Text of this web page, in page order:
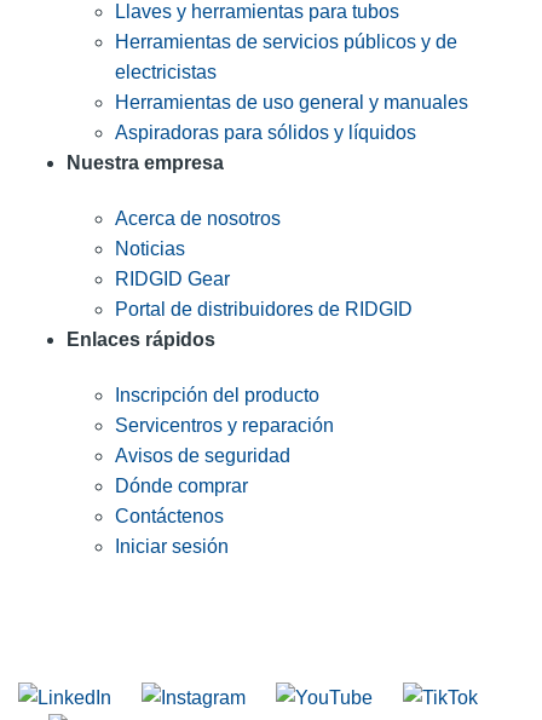
Llaves y herramientas para tubos
Herramientas de servicios públicos y de
electricistas
Herramientas de uso general y manuales
Aspiradoras para sólidos y líquidos
Nuestra empresa
Acerca de nosotros
Noticias
RIDGID Gear
Portal de distribuidores de RIDGID
Enlaces rápidos
Inscripción del producto
Servicentros y reparación
Avisos de seguridad
Dónde comprar
Contáctenos
Iniciar sesión